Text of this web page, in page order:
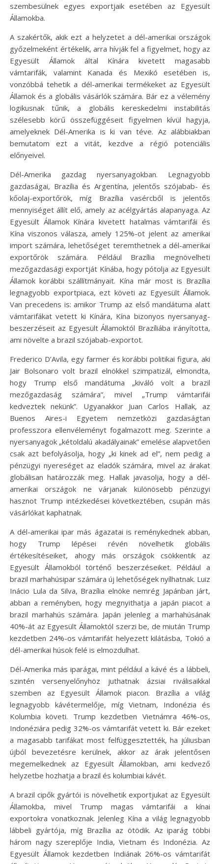
szembesülnek egyes exportjaik esetében az Egyesült
Államokba.
A szakértők, akik ezt a helyzetet a dél-amerikai országok
győzelmeként értékelik, arra hívják fel a figyelmet, hogy az
Egyesült Államok által Kínára kivetett magasabb
vámtarifák, valamint Kanada és Mexikó esetében is,
vonzóbbá tehetik a dél-amerikai termékeket az Egyesült
Államok és a globális vásárlók számára. Bár ez a vélemény
logikusnak tűnik, a globális kereskedelmi instabilitás
szélesebb körű összefüggéseit figyelmen kívül hagyja,
amelyeknek Dél-Amerika is ki van téve. Az alábbiakban
bemutatom ezt a vitát, kezdve a régió potenciális
előnyeivel.
Dél-Amerika gazdag nyersanyagokban. Legnagyobb
gazdaságai, Brazília és Argentína, jelentős szójabab- és
kőolaj-exportőrök, míg Brazília vasércből is jelentős
mennyiséget állít elő, amely az acélgyártás alapanyaga. Az
Egyesült Államok Kínára kivetett hatalmas vámtarifái és
Kína viszonos válasza, amely 125%-ot jelent az amerikai
import számára, lehetőséget teremthetnek a dél-amerikai
exportőrök számára. Például Brazília megnövelheti
mezőgazdasági exportját Kínába, hogy pótolja az Egyesült
Államok korábbi szállítmányait. Kína már most is Brazília
legnagyobb exportpiaca, ezt követi az Egyesült Államok.
Van precedens is: amikor Trump az első mandátuma alatt
vámtarifákat vetett ki Kínára, Kína bizonyos nyersanyag-
beszerzéseit az Egyesült Államoktól Brazíliába irányította,
ami növelte a brazil szójabab-exportot.
Frederico D’Avila, egy farmer és korábbi politikai figura, aki
Jair Bolsonaro volt brazil elnökkel szimpatizál, elmondta,
hogy Trump első mandátuma „kiváló volt a brazil
mezőgazdaság számára”, mivel „Trump vámtarifái
kedveztek nekünk”. Ugyanakkor Juan Carlos Hallak, az
Buenos Aires-i Egyetem nemzetközi gazdaságtan
professzora ellenvéleményt fogalmazott meg. Szerinte a
nyersanyagok „kétoldalú akadályainak” emelése alapvetően
csak azt befolyásolja, hogy „ki kinek ad el”, nem pedig a
pénzügyi nyereséget az eladók számára, mivel az árakat
globálisan határozzák meg. Hallak javasolja, hogy a dél-
amerikai országok ne várjanak különösebb pénzügyi
hasznot Trump intézkedései következtében, csupán más
vásárlókat kaphatnak.
A dél-amerikai ipar más ágazatai is reménykednek abban,
hogy Trump lépései révén növelhetik globális
értékesítéseiket, ahogy más országok csökkentik az
Egyesült Államokból történő beszerzéseiket. Például a
brazil marhahúsipar számára új lehetőségek nyílhatnak. Luiz
Inácio Lula da Silva, Brazília elnöke nemrég Japánban járt,
abban a reményben, hogy megnyithatja a japán piacot a
brazil marhahús számára. Japán jelenleg a marhahúsának
40%-át az Egyesült Államoktól szerzi be, de miután Trump
kezdetben 24%-os vámtarifát helyezett kilátásba, Tokió a
dél-amerikai húsok felé is elmozdulhat.
Dél-Amerika más iparágai, mint például a kávé és a lábbeli,
szintén versenyelőnyhöz juthatnak ázsiai riválisaikkal
szemben az Egyesült Államok piacon. Brazília a világ
legnagyobb kávétermelője, míg Vietnam, Indonézia és
Kolumbia követi. Trump kezdetben Vietnámra 46%-os,
Indonéziára pedig 32%-os vámtarifát vetett ki. Bár ezeket
a magasabb tarifákat most felfüggesztették, ha júliusban
újból bevezetésre kerülnek, akkor az árak jelentősen
megemelkednek az Egyesült Államokban, ami kedvező
helyzetbe hozhatja a brazil és kolumbiai kávét.
A brazil cipők gyártói is növelhetik exportjukat az Egyesült
Államokba, mivel Trump magas vámtarifái a kínai
exportokra vonatkoznak. Jelenleg Kína a világ legnagyobb
lábbeli gyártója, míg Brazília az ötödik. Az iparág többi
három nagy szereplője India, Vietnam és Indonézia. Az
Egyesült Államok kezdetben Indiának 26%-os vámtarifát